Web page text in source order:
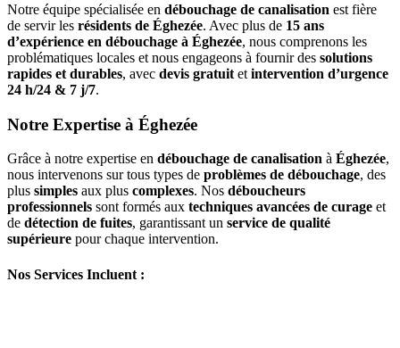
Notre équipe spécialisée en débouchage de canalisation est fière
de servir les résidents de Éghezée. Avec plus de 15 ans
d’expérience en débouchage à Éghezée, nous comprenons les
problématiques locales et nous engageons à fournir des solutions
rapides et durables, avec devis gratuit et intervention d’urgence
24 h/24 & 7 j/7.
Notre Expertise à Éghezée
Grâce à notre expertise en débouchage de canalisation à Éghezée,
nous intervenons sur tous types de problèmes de débouchage, des
plus simples aux plus complexes. Nos déboucheurs
professionnels sont formés aux techniques avancées de curage et
de détection de fuites, garantissant un service de qualité
supérieure pour chaque intervention.
Nos Services Incluent :